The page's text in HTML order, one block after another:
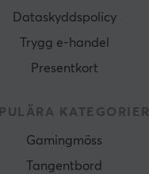
Dataskyddspolicy
Trygg e-handel
Presentkort
KATEGORIER
Gamingmöss
Tangentbord